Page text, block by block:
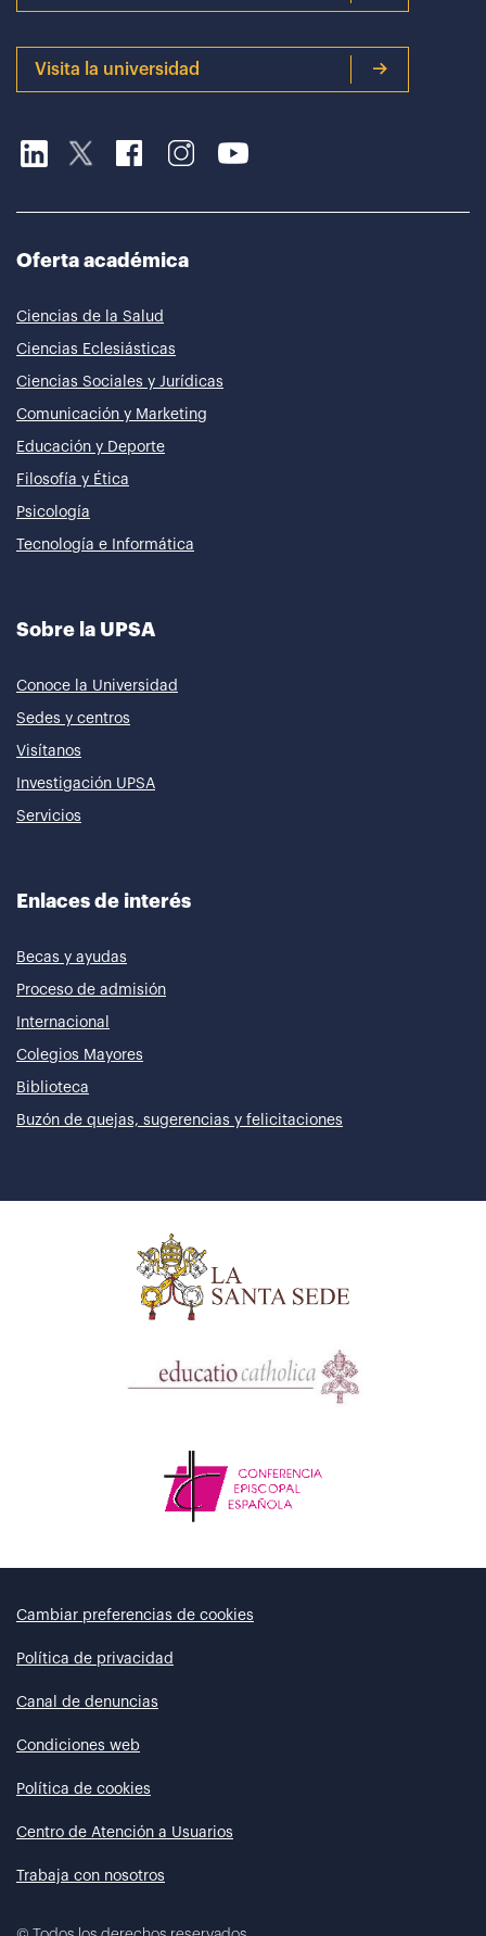
Visita la universidad
Oferta académica
Ciencias de la Salud
Ciencias Eclesiásticas
Ciencias Sociales y Jurídicas
Comunicación y Marketing
Educación y Deporte
Filosofía y Ética
Psicología
Tecnología e Informática
Sobre la UPSA
Conoce la Universidad
Sedes y centros
Visítanos
Investigación UPSA
Servicios
Enlaces de interés
Becas y ayudas
Proceso de admisión
Internacional
Colegios Mayores
Biblioteca
Buzón de quejas, sugerencias y felicitaciones
Cambiar preferencias de cookies
Política de privacidad
Canal de denuncias
Condiciones web
Política de cookies
Centro de Atención a Usuarios
Trabaja con nosotros